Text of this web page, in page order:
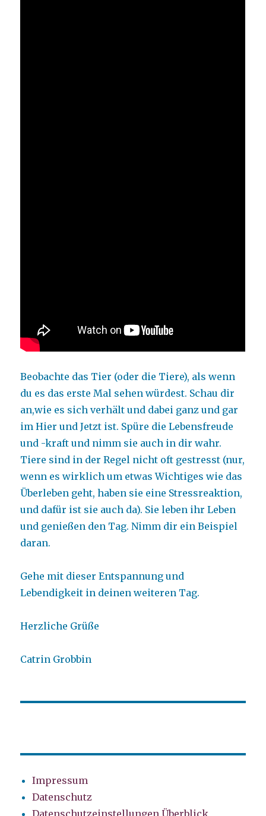
Beobachte das Tier (oder die Tiere), als wenn
du es das erste Mal sehen würdest. Schau dir
an,wie es sich verhält und dabei ganz und gar
im Hier und Jetzt ist. Spüre die Lebensfreude
und -kraft und nimm sie auch in dir wahr.
Tiere sind in der Regel nicht oft gestresst (nur,
wenn es wirklich um etwas Wichtiges wie das
Überleben geht, haben sie eine Stressreaktion,
und dafür ist sie auch da). Sie leben ihr Leben
und genießen den Tag. Nimm dir ein Beispiel
daran.
Gehe mit dieser Entspannung und
Lebendigkeit in deinen weiteren Tag.
Herzliche Grüße
Catrin Grobbin
Impressum
Datenschutz